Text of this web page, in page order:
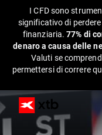
I CFD sono
significativo di
finanziaria.77% di
denaro a causa delle
Valuti se
permettersi di correre